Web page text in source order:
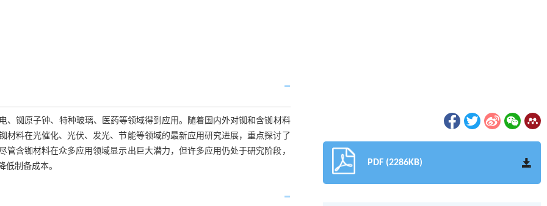
、铷原子钟、特种玻璃、医药等领域得到应用。随着国内外对铷和含铷材料
料在光催化、光伏、发光、节能等领域的最新应用研究进展，重点探讨了
含铷材料在众多应用领域显示出巨大潜力，但许多应用仍处于研究阶段，
制备成本。
PDF (2286KB)